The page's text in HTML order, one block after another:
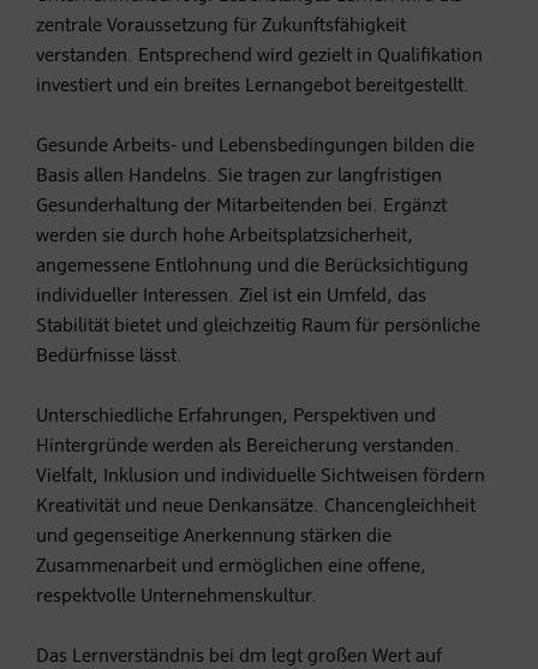
zentrale Voraussetzung für Zukunftsfähigkeit
verstanden. Entsprechend wird gezielt in Qualifikation
investiert und ein breites Lernangebot bereitgestellt.
Gesunde Arbeits- und Lebensbedingungen bilden die
Basis allen Handelns. Sie tragen zur langfristigen
Gesunderhaltung der Mitarbeitenden bei. Ergänzt
werden sie durch hohe Arbeitsplatzsicherheit,
angemessene Entlohnung und die Berücksichtigung
individueller Interessen. Ziel ist ein Umfeld, das
Stabilität bietet und gleichzeitig Raum für persönliche
Bedürfnisse lässt.
Unterschiedliche Erfahrungen, Perspektiven und
Hintergründe werden als Bereicherung verstanden.
Vielfalt, Inklusion und individuelle Sichtweisen fördern
Kreativität und neue Denkansätze. Chancengleichheit
und gegenseitige Anerkennung stärken die
Zusammenarbeit und ermöglichen eine offene,
respektvolle Unternehmenskultur.
Das Lernverständnis bei dm legt großen Wert auf